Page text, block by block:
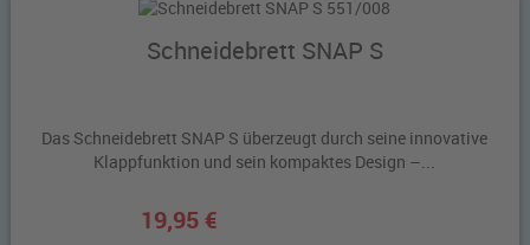
Schneidebrett SNAP S
Das Schneidebrett SNAP S überzeugt durch seine innovative
Klappfunktion und sein kompaktes Design –...
19,95 €